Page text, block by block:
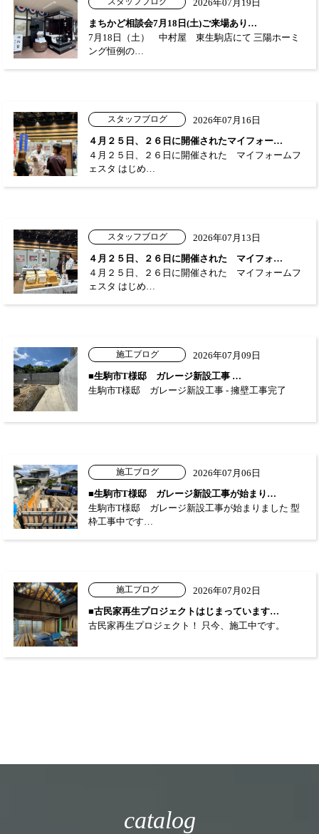
2026年07月19日
まちかど相談会7月18日(土)ご来場あり…
7月18日（土） 中村屋 東生駒店にて 三陽ホーミ
ング恒例の…
スタッフブログ
2026年07月16日
４月２５日、２６日に開催されたマイフォー…
４月２５日、２６日に開催された マイフォームフ
ェスタ はじめ…
スタッフブログ
2026年07月13日
４月２５日、２６日に開催された マイフォ…
４月２５日、２６日に開催された マイフォームフ
ェスタ はじめ…
施工ブログ
2026年07月09日
■生駒市T様邸 ガレージ新設工事 …
生駒市T様邸 ガレージ新設工事 - 擁壁工事完了
施工ブログ
2026年07月06日
■生駒市T様邸 ガレージ新設工事が始まり…
生駒市T様邸 ガレージ新設工事が始まりました 型
枠工事中です…
施工ブログ
2026年07月02日
■古民家再生プロジェクトはじまっています…
古民家再生プロジェクト！ 只今、施工中です。
catalog